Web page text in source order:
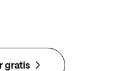
gratis